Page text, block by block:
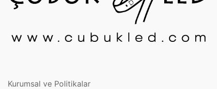
Kurumsal ve Politikalar